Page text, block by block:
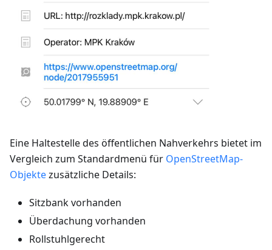
Eine Haltestelle des öffentlichen Nahverkehrs bietet im
Vergleich zum Standardmenü für OpenStreetMap-
Objektezusätzliche Details:
Sitzbank vorhanden
Überdachung vorhanden
Rollstuhlgerecht